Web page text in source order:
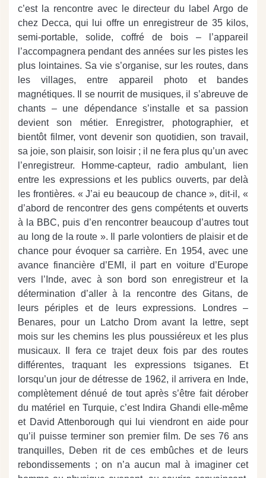
c’est la rencontre avec le directeur du label Argo de
chez Decca, qui lui offre un enregistreur de 35 kilos,
semi-portable, solide, coffré de bois – l’appareil
l’accompagnera pendant des années sur les pistes les
plus lointaines. Sa vie s’organise, sur les routes, dans
les villages, entre appareil photo et bandes
magnétiques. Il se nourrit de musiques, il s’abreuve de
chants – une dépendance s’installe et sa passion
devient son métier. Enregistrer, photographier, et
bientôt filmer, vont devenir son quotidien, son travail,
sa joie, son plaisir, son loisir ; il ne fera plus qu’un avec
l’enregistreur. Homme-capteur, radio ambulant, lien
entre les expressions et les publics ouverts, par delà
les frontières. « J’ai eu beaucoup de chance », dit-il, «
d’abord de rencontrer des gens compétents et ouverts
à la BBC, puis d’en rencontrer beaucoup d’autres tout
au long de la route ». Il parle volontiers de plaisir et de
chance pour évoquer sa carrière. En 1954, avec une
avance financière d’EMI, il part en voiture d’Europe
vers l’Inde, avec à son bord son enregistreur et la
détermination d’aller à la rencontre des Gitans, de
leurs périples et de leurs expressions. Londres –
Benares, pour un Latcho Drom avant la lettre, sept
mois sur les chemins les plus poussiéreux et les plus
musicaux. Il fera ce trajet deux fois par des routes
différentes, traquant les expressions tsiganes. Et
lorsqu’un jour de détresse de 1962, il arrivera en Inde,
complètement dénué de tout après s’être fait dérober
du matériel en Turquie, c’est Indira Ghandi elle-même
et David Attenborough qui lui viendront en aide pour
qu’il puisse terminer son premier film. De ses 76 ans
tranquilles, Deben rit de ces embûches et de leurs
rebondissements ; on n’a aucun mal à imaginer cet